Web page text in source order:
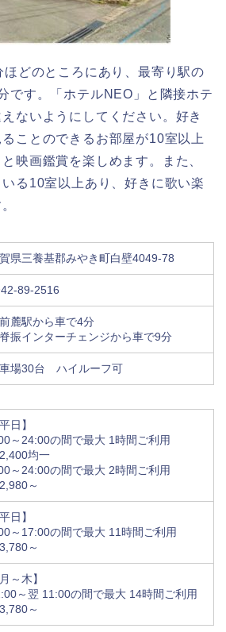
どのところにあり、最寄り駅の
です。「ホテルNEO」と隣接ホテ
ないようにしてください。好き
ことのできるお部屋が10室以上
映画鑑賞を楽しめます。また、
る10室以上あり、好きに歌い楽
県三養基郡みやき町白壁4049-78
89-2516
麓駅から車で4分
振インターチェンジから車で9分
場30台 ハイルーフ可
平日】
～24:00の間で最大 1時間ご利用
均一
～24:00の間で最大 2時間ご利用
～
平日】
～17:00の間で最大 11時間ご利用
～
月～木】
～翌 11:00の間で最大 14時間ご利用
～